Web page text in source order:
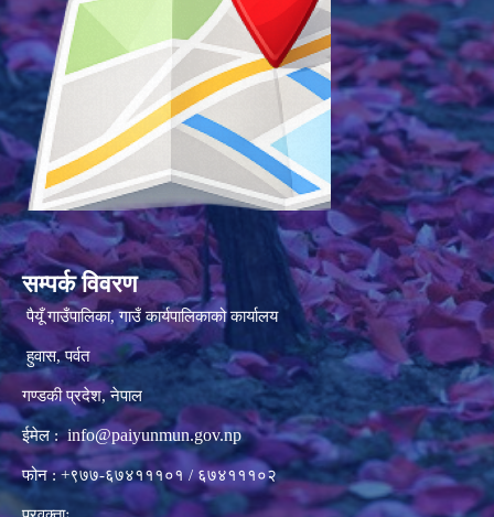
सम्पर्क विवरण
पैयूँ गाउँपालिका, गाउँ कार्यपालिकाको कार्यालय
हुवास, पर्वत
गण्डकी प्रदेश, नेपाल
ईमेल : info@paiyunmun.gov.np
फोन : +९७७-६७४१११०१ / ६७४१११०२